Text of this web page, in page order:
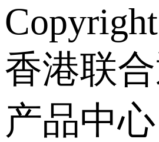
香港联
产品中心